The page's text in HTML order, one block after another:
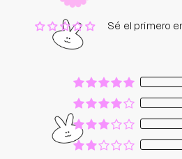
Sé el primero